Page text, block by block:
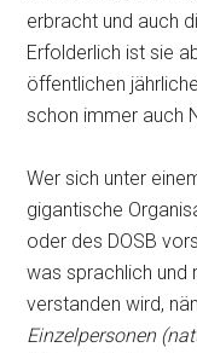
erbracht und auch
Erfolderlich ist sie
öffentlichen
schon immer auch
Wer sich unter
gigantische
oder des DOSB
was sprachlich und
verstanden wird,
Einzelpersonen